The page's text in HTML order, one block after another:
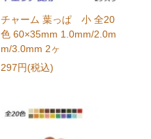
チャーム 葉っぱ 小 全20
色 60×35mm 1.0mm/2.0m
m/3.0mm 2ヶ
297円(税込)